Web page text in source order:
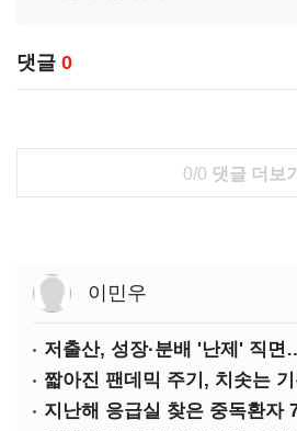
댓글 0
0/0 댓글 더보기
이민우